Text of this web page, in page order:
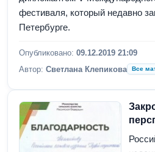
фестиваля, который недавно
Петербурге.
Опубликовано: 09.12.2019 21:09
Автор: Светлана Клепикова Все